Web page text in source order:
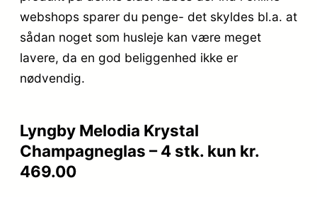
webshops sparer du penge- det skyldes bl.a. at
sådan noget som husleje kan være meget
lavere, da en god beliggenhed ikke er
nødvendig.
Lyngby Melodia Krystal
Champagneglas – 4 stk. kun kr.
469.00